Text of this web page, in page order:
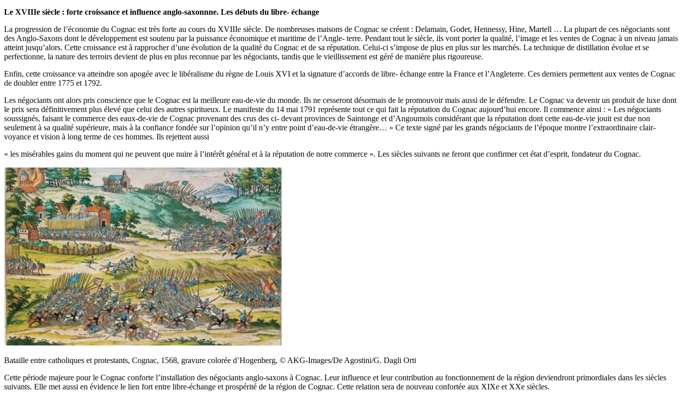
Le XVIIIe siècle : forte croissance et influence anglo-saxonnne. Les débuts du libre- échange
La progression de l’économie du Cognac est très forte au cours du XVIIIe siècle. De nombreuses maisons de Cognac se créent : Delamain, Godet, Hennessy, Hine, Martell … La plupart de ces négociants sont
des Anglo-Saxons dont le développement est soutenu par la puissance économique et maritime de l’Angle- terre. Pendant tout le siècle, ils vont porter la qualité, l’image et les ventes de Cognac à un niveau jamais
atteint jusqu’alors. Cette croissance est à rapprocher d’une évolution de la qualité du Cognac et de sa réputation. Celui-ci s’impose de plus en plus sur les marchés. La technique de distillation évolue et se
perfectionne, la nature des terroirs devient de plus en plus reconnue par les négociants, tandis que le vieillissement est géré de manière plus rigoureuse.
Enfin, cette croissance va atteindre son apogée avec le libéralisme du règne de Louis XVI et la signature d’accords de libre- échange entre la France et l’Angleterre. Ces derniers permettent aux ventes de Cognac
de doubler entre 1775 et 1792.
Les négociants ont alors pris conscience que le Cognac est la meilleure eau-de-vie du monde. Ils ne cesseront désormais de le promouvoir mais aussi de le défendre. Le Cognac va devenir un produit de luxe dont
le prix sera définitivement plus élevé que celui des autres spiritueux. Le manifeste du 14 mai 1791 représente tout ce qui fait la réputation du Cognac aujourd’hui encore. Il commence ainsi : « Les négociants
soussignés, faisant le commerce des eaux-de-vie de Cognac provenant des crus des ci- devant provinces de Saintonge et d’Angoumois considérant que la réputation dont cette eau-de-vie jouit est due non
seulement à sa qualité supérieure, mais à la confiance fondée sur l’opinion qu’il n’y entre point d’eau-de-vie étrangère… » Ce texte signé par les grands négociants de l’époque montre l’extraordinaire clair-
voyance et vision à long terme de ces hommes. Ils rejettent aussi
« les misérables gains du moment qui ne peuvent que nuire à l’intérêt général et à la réputation de notre commerce ». Les siècles suivants ne feront que confirmer cet état d’esprit, fondateur du Cognac.
Bataille entre catholiques et protestants, Cognac, 1568, gravure colorée d’Hogenberg, © AKG-Images/De Agostini/G. Dagli Orti
Cette période majeure pour le Cognac conforte l’installation des négociants anglo-saxons à Cognac. Leur influence et leur contribution au fonctionnement de la région deviendront primordiales dans les siècles
suivants. Elle met aussi en évidence le lien fort entre libre-échange et prospérité de la région de Cognac. Cette relation sera de nouveau confortée aux XIXe et XXe siècles.